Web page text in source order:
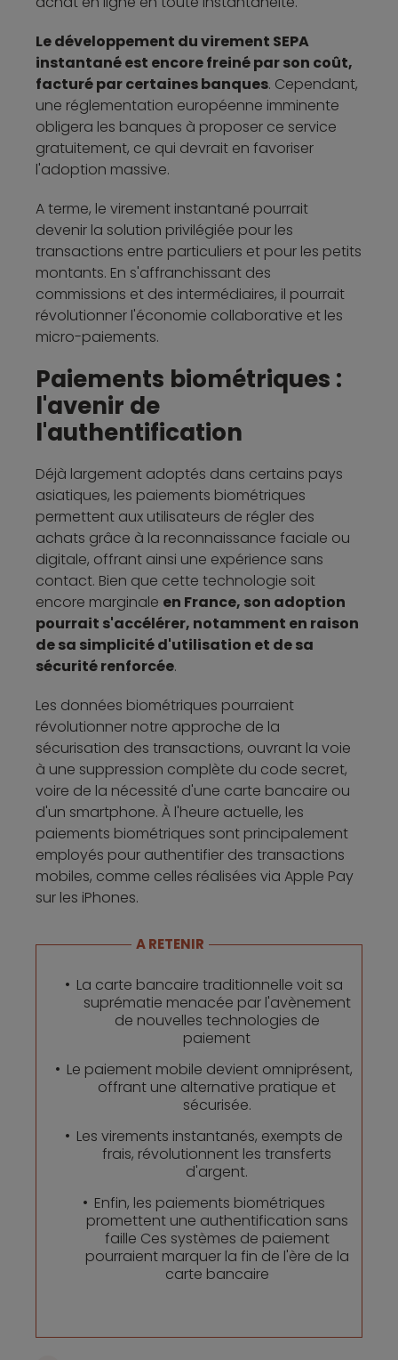
Le développement du virement SEPA
instantané est encore freiné par son coût,
facturé par certaines banques. Cependant,
une réglementation européenne imminente
obligera les banques à proposer ce service
gratuitement, ce qui devrait en favoriser
l'adoption massive.
A terme, le virement instantané pourrait
devenir la solution privilégiée pour les
transactions entre particuliers et pour les petits
montants. En s'affranchissant des
commissions et des intermédiaires, il pourrait
révolutionner l'économie collaborative et les
micro-paiements.
Paiements biométriques :
l'avenir de
l'authentification
Déjà largement adoptés dans certains pays
asiatiques, les paiements biométriques
permettent aux utilisateurs de régler des
achats grâce à la reconnaissance faciale ou
digitale, offrant ainsi une expérience sans
contact. Bien que cette technologie soit
encore marginale en France, son adoption
pourrait s'accélérer, notamment en raison
de sa simplicité d'utilisation et de sa
sécurité renforcée.
Les données biométriques pourraient
révolutionner notre approche de la
sécurisation des transactions, ouvrant la voie
à une suppression complète du code secret,
voire de la nécessité d'une carte bancaire ou
d'un smartphone. À l'heure actuelle, les
paiements biométriques sont principalement
employés pour authentifier des transactions
mobiles, comme celles réalisées via Apple Pay
sur les iPhones.
A RETENIR
La carte bancaire traditionnelle voit sa
suprématie menacée par l'avènement
de nouvelles technologies de
paiement
Le paiement mobile devient omniprésent,
offrant une alternative pratique et
sécurisée.
Les virements instantanés, exempts de
frais, révolutionnent les transferts
d'argent.
Enfin, les paiements biométriques
promettent une authentification sans
faille Ces systèmes de paiement
pourraient marquer la fin de l'ère de la
carte bancaire